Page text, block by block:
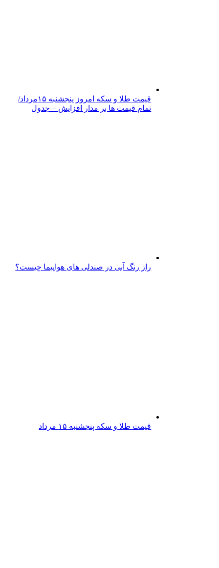
قیمت طلا و سکه امروز پنجشنبه ۱۵مرداد/
تمام قیمت ها بر مدار افزایش + جدول
راز رنگ آبی در صندلی های هواپیما چیست؟
قیمت طلا و سکه پنجشنبه ۱۵ مرداد